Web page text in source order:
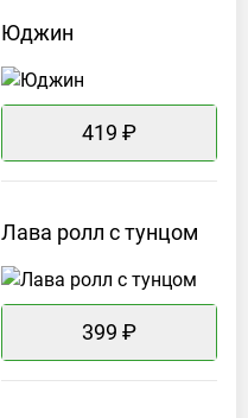
Юджин
419 ₽
Лава ролл стунцом
399 ₽